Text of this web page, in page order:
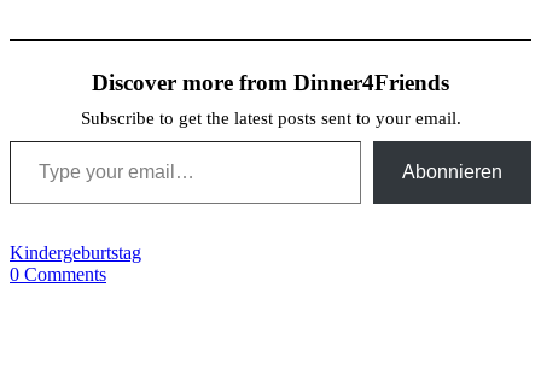
Discover more from Dinner4Friends
Subscribe to get the latest posts sent to your email.
Type your email…
Abonnieren
Kindergeburtstag
0 Comments